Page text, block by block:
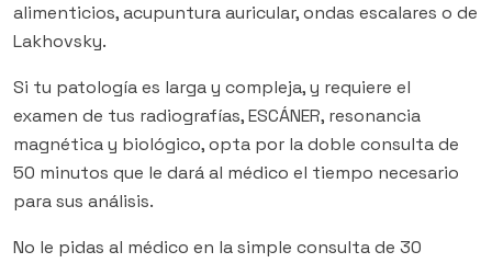
alimenticios, acupuntura auricular, ondas escalares o de
Lakhovsky.
Si tu patología es larga y compleja, y requiere el
examen de tus radiografías, ESCÁNER, resonancia
magnética y biológico, opta por la doble consulta de
50 minutos que le dará al médico el tiempo necesario
para sus análisis.
No le pidas al médico en la simple consulta de 30